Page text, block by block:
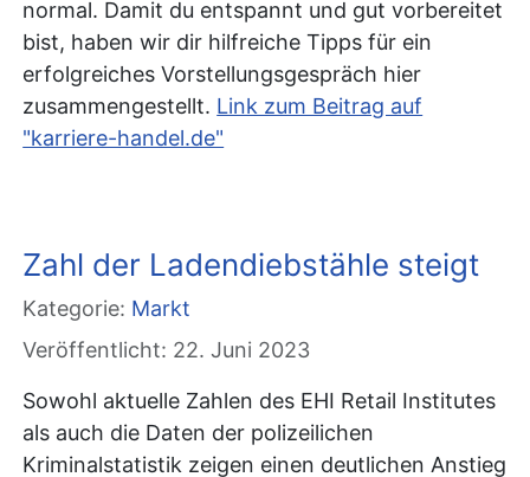
normal. Damit du entspannt und gut vorbereitet
bist, haben wir dir hilfreiche Tipps für ein
erfolgreiches Vorstellungsgespräch hier
zusammengestellt. Link zum Beitrag auf
"karriere-handel.de"
Zahl der Ladendiebstähle steigt
Kategorie: Markt
Veröffentlicht: 22. Juni 2023
Sowohl aktuelle Zahlen des EHI Retail Institutes
als auch die Daten der polizeilichen
Kriminalstatistik zeigen einen deutlichen Anstieg